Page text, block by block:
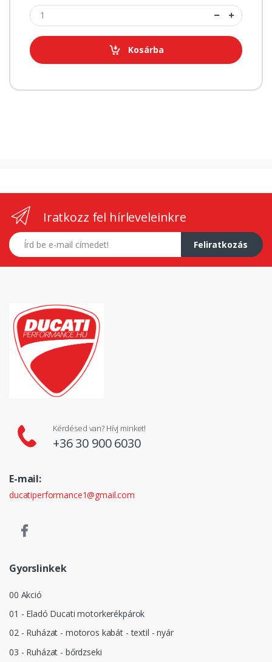
Kosárba
Iratkozz fel hírleveleinkre
E-mail címed
Feliratkozás
Kérdésed van? Hívj minket!
+36 30 900 6030
E-mail:
ducatiperformance1@gmail.com
Gyorslinkek
00 Akció
01 - Eladó Ducati motorkerékpárok
02 - Ruházat - motoros kabát - textil - nyár
03 - Ruházat - bőrdzseki